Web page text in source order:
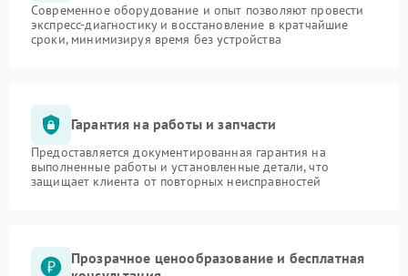
Современное оборудование и опыт позволяют провести
экспресс-диагностику и восстановление в кратчайшие
сроки, минимизируя время без устройства
Гарантия на работы и запчасти
Предоставляется документированная гарантия на
выполненные работы и установленные детали, что
защищает клиента от повторных неисправностей
Прозрачное ценообразование и бесплатная